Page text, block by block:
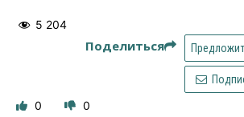
5 204
Поделиться
0 0